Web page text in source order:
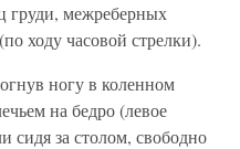
груди, межреберных
ходу часовой стрелки).
ногу в коленном
на бедро (левое
сидя за столом, свободно